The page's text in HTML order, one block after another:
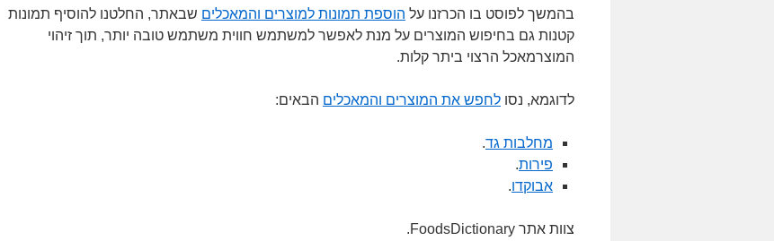
בהמשך לפוסט בו הכרזנו על הוספת תמונות למוצרים והמאכלים שבאתר, החלטנו להוסיף תמונות
קטנות גם בחיפוש המוצרים על מנת לאפשר למשתמש חווית משתמש טובה יותר, תוך זיהוי
המוצרמאכל הרצוי ביתר קלות.
לדוגמא, נסו לחפש את המוצרים והמאכלים הבאים:
מחלבות גד.
פירות.
אבוקדו.
צוות אתר FoodsDictionary.